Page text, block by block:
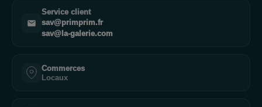
Service client
sav@primprim.fr
sav@la-galerie.com
Commerces
Locaux